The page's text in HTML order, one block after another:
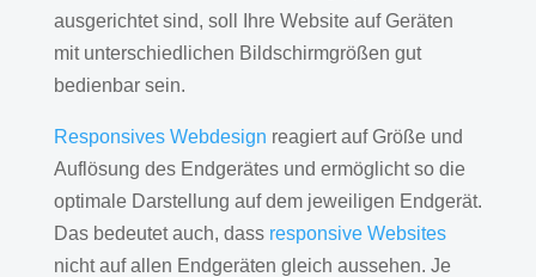
ausgerichtet sind, soll Ihre Website auf Geräten
mit unterschiedlichen Bildschirmgrößen gut
bedienbar sein.
Responsives Webdesign reagiert auf Größe und
Auflösung des Endgerätes und ermöglicht so die
optimale Darstellung auf dem jeweiligen Endgerät.
Das bedeutet auch, dass responsive Websites
nicht auf allen Endgeräten gleich aussehen. Je